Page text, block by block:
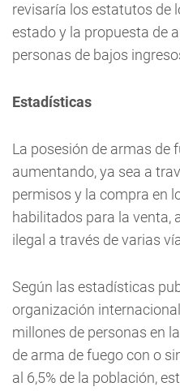
revisaría los estatutos de
estado y la propuesta de
personas de bajos
Estadísticas
La posesión de armas de
aumentando, ya sea a
permisos y la compra en
habilitados para la venta,
ilegal a través de varias
Según las estadísticas
organización
millones de personas en
de arma de fuego con o
al 6,5% de la población,